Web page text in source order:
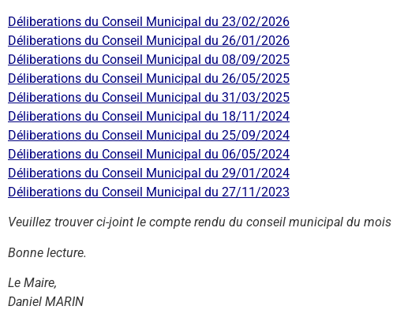
Déliberations du Conseil Municipal du 23/02/2026
Déliberations du Conseil Municipal du 26/01/2026
Déliberations du Conseil Municipal du 08/09/2025
Déliberations du Conseil Municipal du 26/05/2025
Déliberations du Conseil Municipal du 31/03/2025
Déliberations du Conseil Municipal du 18/11/2024
Déliberations du Conseil Municipal du 25/09/2024
Déliberations du Conseil Municipal du 06/05/2024
Déliberations du Conseil Municipal du 29/01/2024
Déliberations du Conseil Municipal du 27/11/2023
Veuillez trouver ci-joint le compte rendu du conseil municipal du
Bonne lecture.
Le Maire,
Daniel MARIN